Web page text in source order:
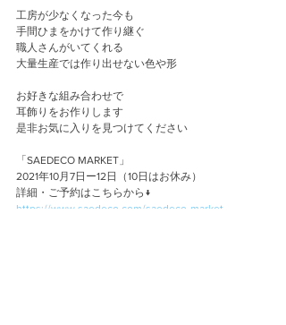
工房が少なくなった今も
手間ひまをかけて作り継ぐ
職人さんがいてくれる
大量生産では作り出せない色や形
お好きな組み合わせで
耳飾りをお作りします
是非お気に入りを見つけてください
「SAEDECO MARKET」
2021年10月7日ー12日（10日はお休み）
詳細・ご予約はこちらから↓
https://www.saedeco.com/saedeco-market